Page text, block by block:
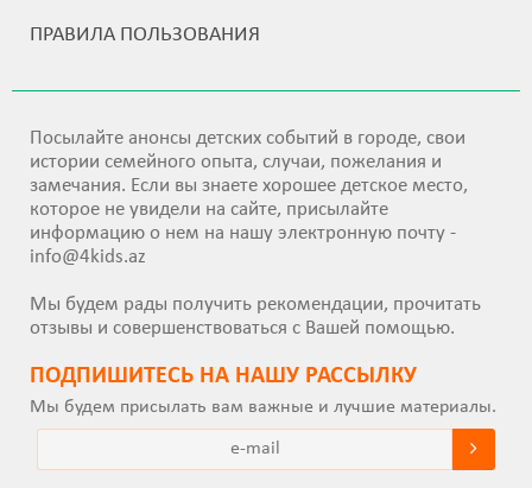
ПРАВИЛА ПОЛЬЗОВАНИЯ
Посылайте анонсы детских событий в городе, свои
истории семейного опыта, случаи, пожелания и
замечания. Если вы знаете хорошее детское место,
которое не увидели на сайте, присылайте
информацию о нем на нашу электронную почту -
info@4kids.az
Мы будем рады получить рекомендации, прочитать
отзывы и совершенствоваться с Вашей помощью.
ПОДПИШИТEСЬ НА НАШУ РАССЫЛКУ
Мы будем присылать вам важные и лучшие материалы.